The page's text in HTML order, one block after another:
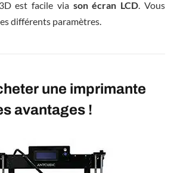
est facile via son écran LCD. Vous
différents paramètres.
une imprimante
avantages !